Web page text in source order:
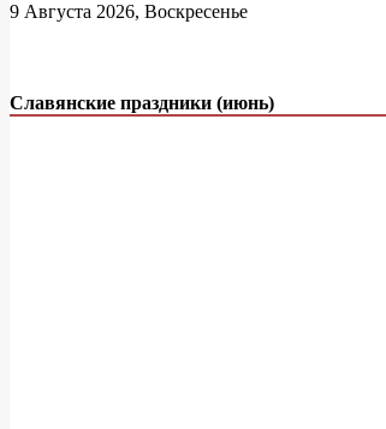
9 Августа 2026, Воскресенье
Славянские праздники (июнь)